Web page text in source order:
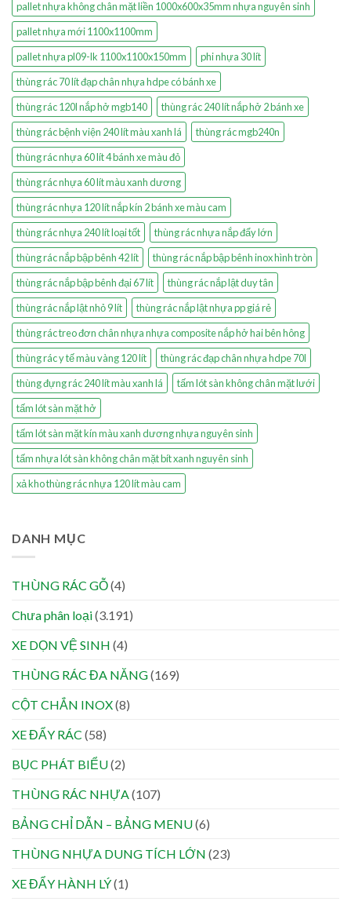
pallet nhựa không chân mặt liền 1000x600x35mm nhựa nguyên sinh
pallet nhựa mới 1100x1100mm
pallet nhựa pl09-lk 1100x1100x150mm
phi nhựa 30 lít
thùng rác 70 lít đạp chân nhựa hdpe có bánh xe
thùng rác 120l nắp hở mgb140
thùng rác 240 lít nắp hở 2 bánh xe
thùng rác bệnh viện 240 lít màu xanh lá
thùng rác mgb240n
thùng rác nhựa 60 lít 4 bánh xe màu đỏ
thùng rác nhựa 60 lít màu xanh dương
thùng rác nhựa 120 lít nắp kín 2 bánh xe màu cam
thùng rác nhựa 240 lít loại tốt
thùng rác nhựa nắp đẩy lớn
thùng rác nắp bập bênh 42 lít
thùng rác nắp bập bênh inox hình tròn
thùng rác nắp bập bênh đại 67 lít
thùng rác nắp lật duy tân
thùng rác nắp lật nhỏ 9 lít
thùng rác nắp lật nhựa pp giá rẻ
thùng rác treo đơn chân nhựa nhựa composite nắp hở hai bên hông
thùng rác y tế màu vàng 120 lít
thùng rác đạp chân nhựa hdpe 70l
thùng đựng rác 240 lít màu xanh lá
tấm lót sàn không chân mặt lưới
tấm lót sàn mặt hở
tấm lót sàn mặt kín màu xanh dương nhựa nguyên sinh
tấm nhựa lót sàn không chân mặt bít xanh nguyên sinh
xả kho thùng rác nhựa 120 lít màu cam
DANH MỤC
THÙNG RÁC GỖ(4)
Chưa phân loại(3.191)
XE DỌN VỆ SINH (4)
THÙNG RÁC ĐA NĂNG(169)
CỘT CHẮN INOX(8)
XE ĐẨY RÁC (58)
BỤC PHÁT BIỂU(2)
THÙNG RÁC NHỰA(107)
BẢNG CHỈ DẪN – BẢNG MENU(6)
THÙNG NHỰA DUNG TÍCH LỚN (23)
XE ĐẨY HÀNH LÝ(1)